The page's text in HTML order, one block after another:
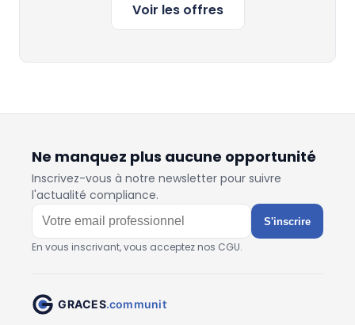
Voir les offres
Ne manquez plus aucune opportunité
Inscrivez-vous à notre newsletter pour suivre
l'actualité compliance.
S'inscrire
En vous inscrivant, vous acceptez nos CGU.